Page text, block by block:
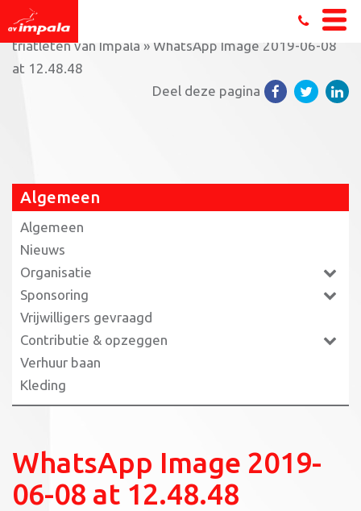
Home»Vruchtbaar pinksterweekend voor de
triatleten van Impala » WhatsApp Image 2019-06-08
at 12.48.48
Deel deze pagina
Algemeen
Algemeen
Nieuws
Organisatie
Sponsoring
Vrijwilligers gevraagd
Contributie & opzeggen
Verhuur baan
Kleding
WhatsApp Image 2019-
06-08 at 12.48.48